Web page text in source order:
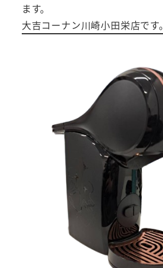
ます。
大吉コーナン川崎小田栄店です。